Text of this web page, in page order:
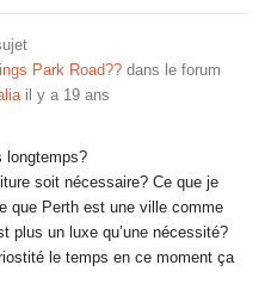
Park Road?? dans le forum
il y a 19 ans
longtemps?
soit nécessaire? Ce que je
que Perth est une ville comme
plus un luxe qu’une nécessité?
le temps en ce moment ça